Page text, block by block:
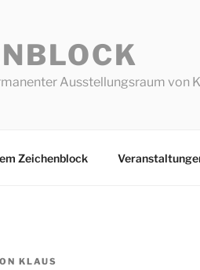
Ausstellungsraum von
Zeichenblock
KLAUS